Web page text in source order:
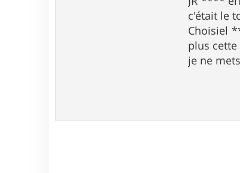
c'était le
Choisiel
plus
je ne